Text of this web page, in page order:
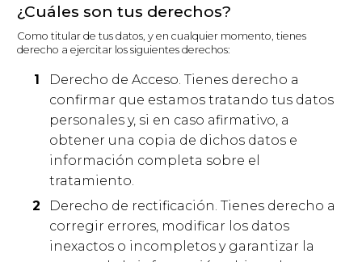
¿Cuáles son tus derechos?
Como titular de tus datos, y en cualquier momento, tienes
derecho a ejercitar los siguientes derechos:
Derecho de Acceso. Tienes derecho a
confirmar que estamos tratando tus datos
personales y, si en caso afirmativo, a
obtener una copia de dichos datos e
información completa sobre el
tratamiento.
Derecho de rectificación. Tienes derecho a
corregir errores, modificar los datos
inexactos o incompletos y garantizar la